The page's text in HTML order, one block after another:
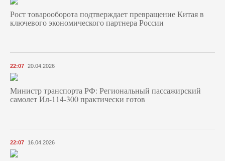
Рост товарооборота подтверждает превращение Китая в
ключевого экономического партнера России
22:07 20.04.2026
Министр транспорта РФ: Региональный пассажирский
самолет Ил-114-300 практически готов
22:07 16.04.2026